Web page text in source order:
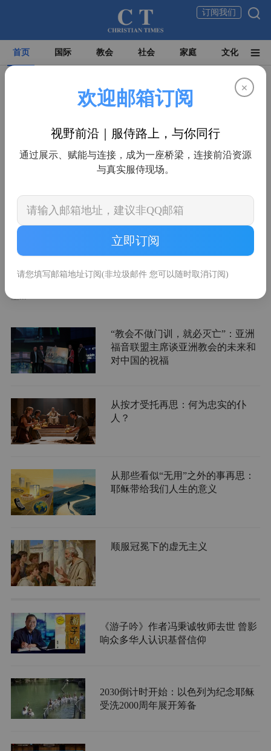
订阅我们
首页 国际 教会 社会 家庭 文化
世界华人基督教联盟总干事陈业伟牧师：
需要更清晰地向中国教会介绍福音派
在全球局势日益复杂、华人教会分布遍及世界各地的今天，如何跨
重...
“教会不做门训，就必灭亡”：亚洲
福音联盟主席谈亚洲教会的未来和
对中国的祝福
从按才受托再思：何为忠实的仆
人？
从那些看似“无用”之外的事再思：
耶稣带给我们人生的意义
顺服冠冕下的虚无主义
《游子吟》作者冯秉诚牧师去世 曾影
响众多华人认识基督信仰
2030倒计时开始：以色列为纪念耶稣
受洗2000周年展开筹备
×
欢迎邮箱订阅
视野前沿｜服侍路上，与你同行
通过展示、赋能与连接，成为一座桥梁，连接前沿资源
与真实服侍现场。
立即订阅
请您填写邮箱地址订阅(非垃圾邮件 您可以随时取消订阅)